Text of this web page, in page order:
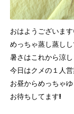
おはようございま
めっちゃ蒸し蒸し
暑さはこれから涼
今日はクメの１人
お昼からめっちゃ
お待ちしてます!